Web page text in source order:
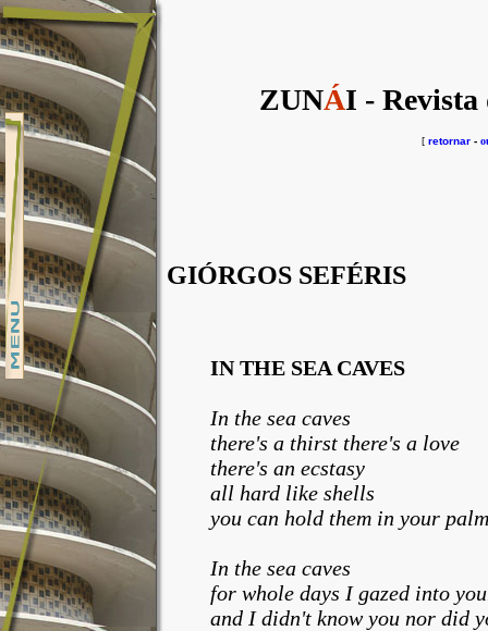
ZUNÁI - Revista
[ retornar -
GIÓRGOS SEFÉRIS
IN THE SEA CAVES
In the sea caves
there's a thirst there's a love
there's an ecstasy
all hard like shells
you can hold them in your
In the sea caves
for whole days I gazed into
and I didn't know you nor did